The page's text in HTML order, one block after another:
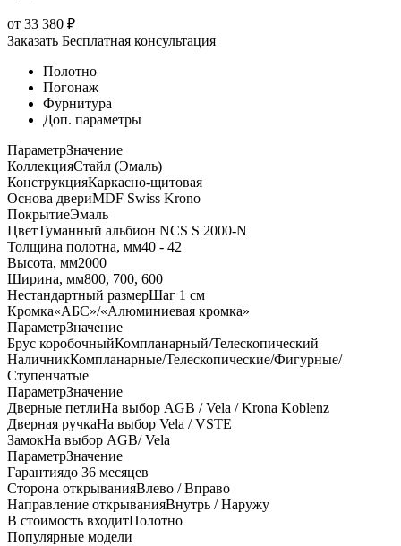
от 33 380 ₽
Заказать Бесплатная консультация
Полотно
Погонаж
Фурнитура
Доп. параметры
ПараметрЗначение
КоллекцияСтайл (Эмаль)
КонструкцияКаркасно-щитовая
Основа двериMDF Swiss Krono
ПокрытиеЭмаль
ЦветТуманный альбион NCS S 2000-N
Толщина полотна, мм40 - 42
Высота, мм2000
Ширина, мм800, 700, 600
Нестандартный размерШаг 1 см
Кромка«АБС»/«Алюминиевая кромка»
ПараметрЗначение
Брус коробочныйКомпланарный/Телескопический
НаличникКомпланарные/Телескопические/Фигурные/
Ступенчатые
ПараметрЗначение
Дверные петлиНа выбор AGB / Vela / Krona Koblenz
Дверная ручкаНа выбор Vela / VSTE
ЗамокНа выбор AGB/ Vela
ПараметрЗначение
Гарантиядо 36 месяцев
Сторона открыванияВлево / Вправо
Направление открыванияВнутрь / Наружу
В стоимость входитПолотно
Популярные модели